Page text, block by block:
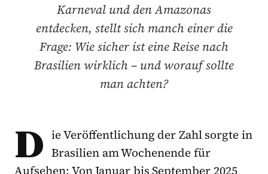
Karneval und den Amazonas
entdecken, stellt sich manch einer die
Frage: Wie sicher ist eine Reise nach
Brasilien wirklich – und worauf sollte
man achten?
D ie Veröffentlichung der Zahl sorgte in
Brasilien am Wochenende für
Aufsehen: Von Januar bis September 2025